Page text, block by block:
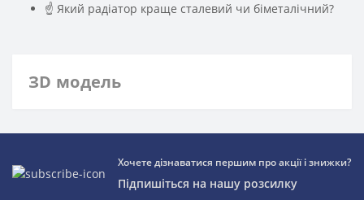
☝ Який радіатор краще сталевий чи біметалічний?
ЗD модель
Хочете дізнаватися першим про акції і знижки?
Підпишіться на нашу розсилку